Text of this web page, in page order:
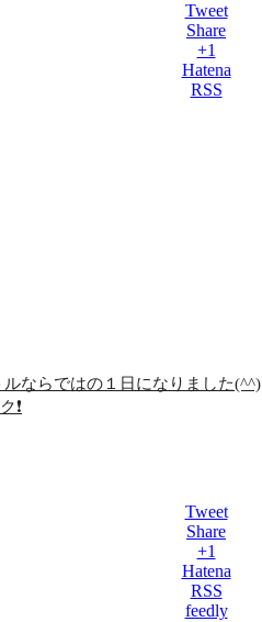
Tweet
Share
+1
Hatena
RSS
ルならではの１日になりました(^^)
❗️
Tweet
Share
+1
Hatena
RSS
feedly